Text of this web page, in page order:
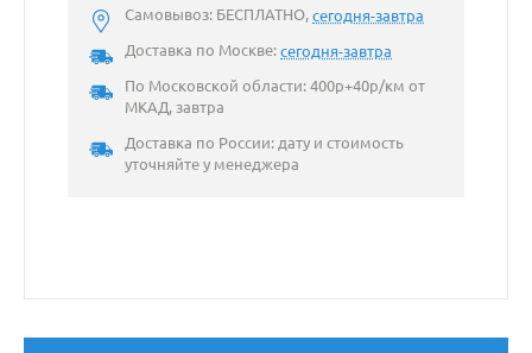
Самовывоз: БЕСПЛАТНО,сегодня-завтра
Доставка по Москве:сегодня-завтра
По Московской области: 400р+40р/км от
МКАД, завтра
Доставка по России: дату и стоимость
уточняйте у менеджера